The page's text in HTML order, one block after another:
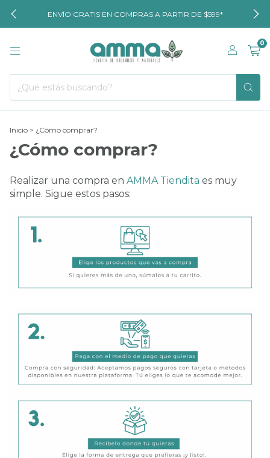
ENVÍO GRATIS EN COMPRAS A PARTIR DE $599*
0
Inicio > ¿Cómo comprar?
¿Cómo comprar?
Realizar una compra en AMMA Tiendita es muy
simple. Sigue estos pasos: